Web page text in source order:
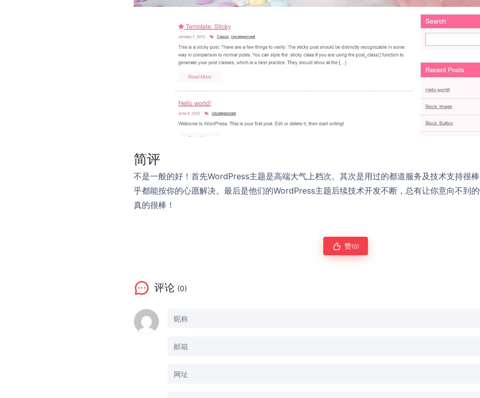
简评
不是一般的好！首先WordPress主题是高端大气上档次。其次是用过的都道服务及技术支持很
乎都能按你的心愿解决。最后是他们的WordPress主题后续技术开发不断，总有让你意向不到的
真的很棒！
赞(0)
评论 (0)